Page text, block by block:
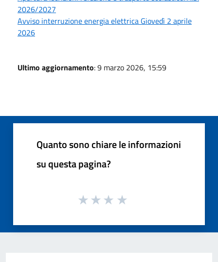
2026/2027
Avviso interruzione energia elettrica Giovedì 2 aprile
2026
Ultimo aggiornamento: 9 marzo 2026, 15:59
Quanto sono chiare le informazioni
su questa pagina?